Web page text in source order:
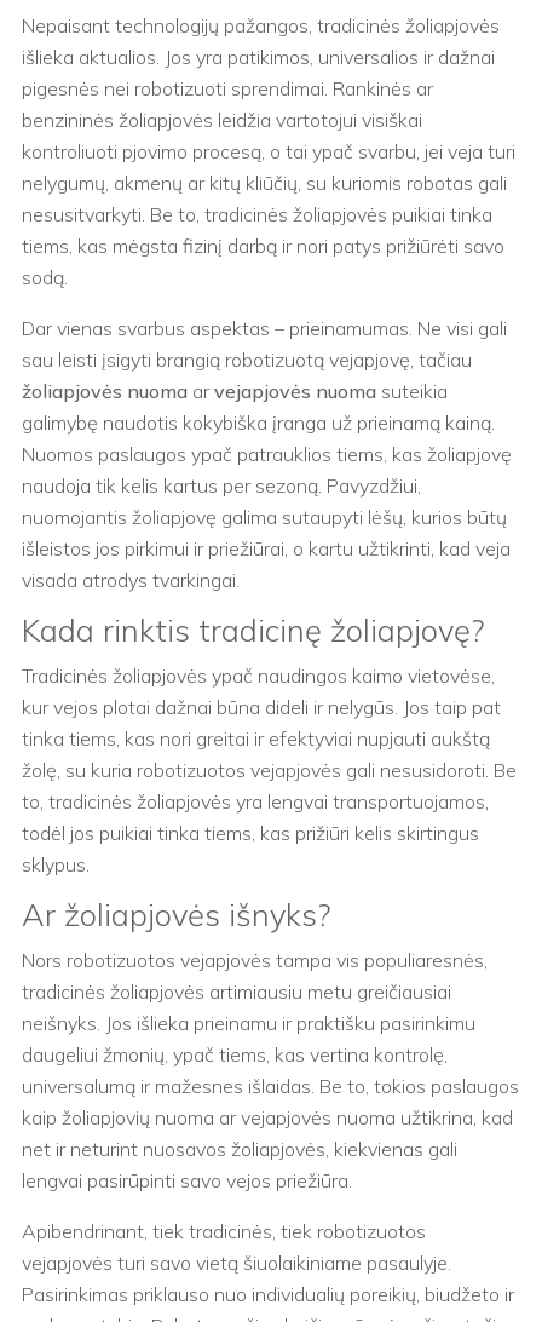
Nepaisant technologijų pažangos, tradicinės žoliapjovės
išlieka aktualios. Jos yra patikimos, universalios ir dažnai
pigesnės nei robotizuoti sprendimai. Rankinės ar
benzininės žoliapjovės leidžia vartotojui visiškai
kontroliuoti pjovimo procesą, o tai ypač svarbu, jei veja turi
nelygumų, akmenų ar kitų kliūčių, su kuriomis robotas gali
nesusitvarkyti. Be to, tradicinės žoliapjovės puikiai tinka
tiems, kas mėgsta fizinį darbą ir nori patys prižiūrėti savo
sodą.
Dar vienas svarbus aspektas – prieinamumas. Ne visi gali
sau leisti įsigyti brangią robotizuotą vejapjovę, tačiau
žoliapjovės nuoma arvejapjovės nuoma suteikia
galimybę naudotis kokybiška įranga už prieinamą kainą.
Nuomos paslaugos ypač patrauklios tiems, kas žoliapjovę
naudoja tik kelis kartus per sezoną. Pavyzdžiui,
nuomojantis žoliapjovę galima sutaupyti lėšų, kurios būtų
išleistos jos pirkimui ir priežiūrai, o kartu užtikrinti, kad veja
visada atrodys tvarkingai.
Kada rinktis tradicinę žoliapjovę?
Tradicinės žoliapjovės ypač naudingos kaimo vietovėse,
kur vejos plotai dažnai būna dideli ir nelygūs. Jos taip pat
tinka tiems, kas nori greitai ir efektyviai nupjauti aukštą
žolę, su kuria robotizuotos vejapjovės gali nesusidoroti. Be
to, tradicinės žoliapjovės yra lengvai transportuojamos,
todėl jos puikiai tinka tiems, kas prižiūri kelis skirtingus
sklypus.
Ar žoliapjovės išnyks?
Nors robotizuotos vejapjovės tampa vis populiaresnės,
tradicinės žoliapjovės artimiausiu metu greičiausiai
neišnyks. Jos išlieka prieinamu ir praktišku pasirinkimu
daugeliui žmonių, ypač tiems, kas vertina kontrolę,
universalumą ir mažesnes išlaidas. Be to, tokios paslaugos
kaip žoliapjovių nuoma ar vejapjovės nuoma užtikrina, kad
net ir neturint nuosavos žoliapjovės, kiekvienas gali
lengvai pasirūpinti savo vejos priežiūra.
Apibendrinant, tiek tradicinės, tiek robotizuotos
vejapjovės turi savo vietą šiuolaikiniame pasaulyje.
Pasirinkimas priklauso nuo individualių poreikių, biudžeto ir